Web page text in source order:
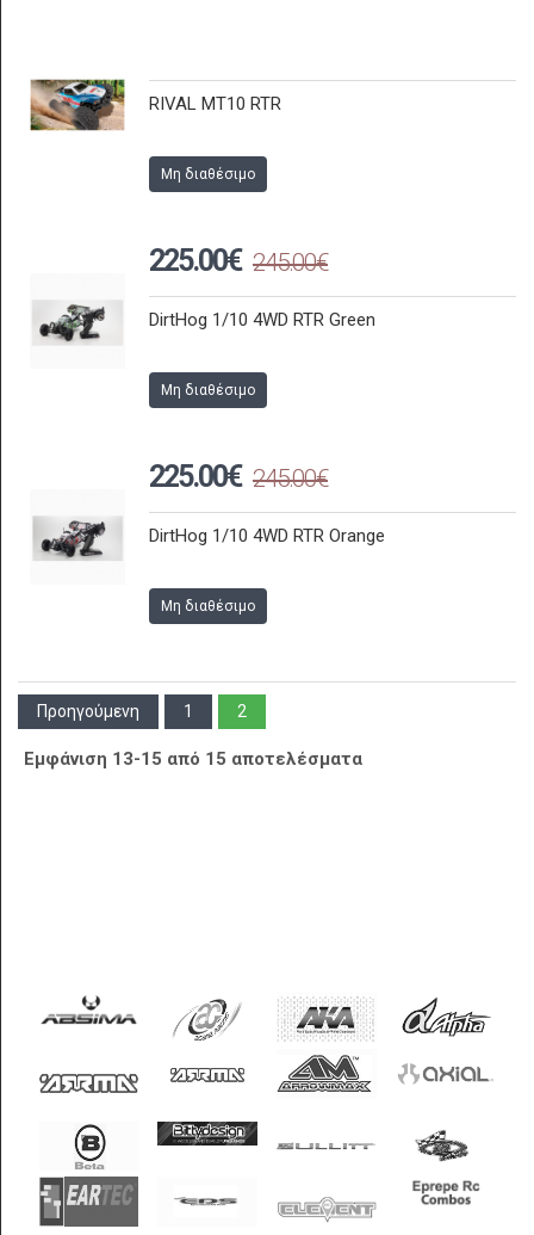
RIVAL MT10 RTR
Μη διαθέσιμο
225.00€ 245.00€
DirtHog 1/10 4WD RTR Green
Μη διαθέσιμο
225.00€ 245.00€
DirtHog 1/10 4WD RTR Orange
Μη διαθέσιμο
Προηγούμενη 1 2
Εμφάνιση 13-15 από 15 αποτελέσματα